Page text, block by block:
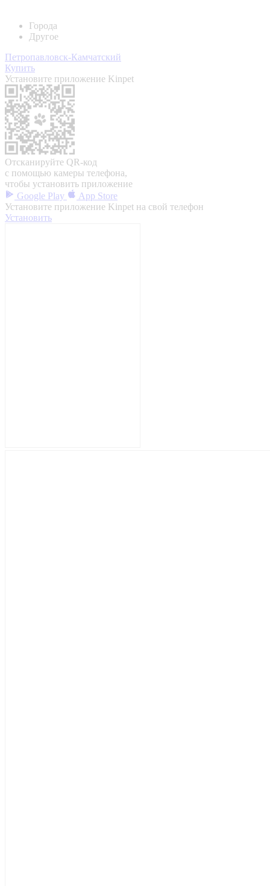
Города
Другое
Петропавловск-Камчатский
Купить
Установите приложение Kinpet
Отсканируйте QR-код
с помощью камеры телефона,
чтобы установить приложение
Google Play
App Store
Установите приложение Kinpet на свой телефон
Установить